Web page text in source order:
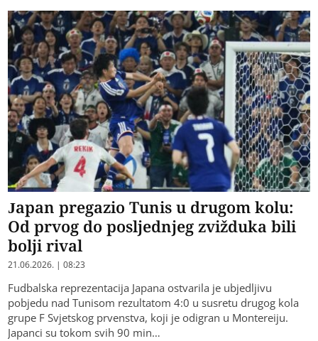
Japan pregazio Tunis u drugom kolu:
Od prvog do posljednjeg zvižduka bili
bolji rival
21.06.2026. | 08:23
Fudbalska reprezentacija Japana ostvarila je ubjedljivu
pobjedu nad Tunisom rezultatom 4:0 u susretu drugog kola
grupe F Svjetskog prvenstva, koji je odigran u Montereiju.
Japanci su tokom svih 90 min…